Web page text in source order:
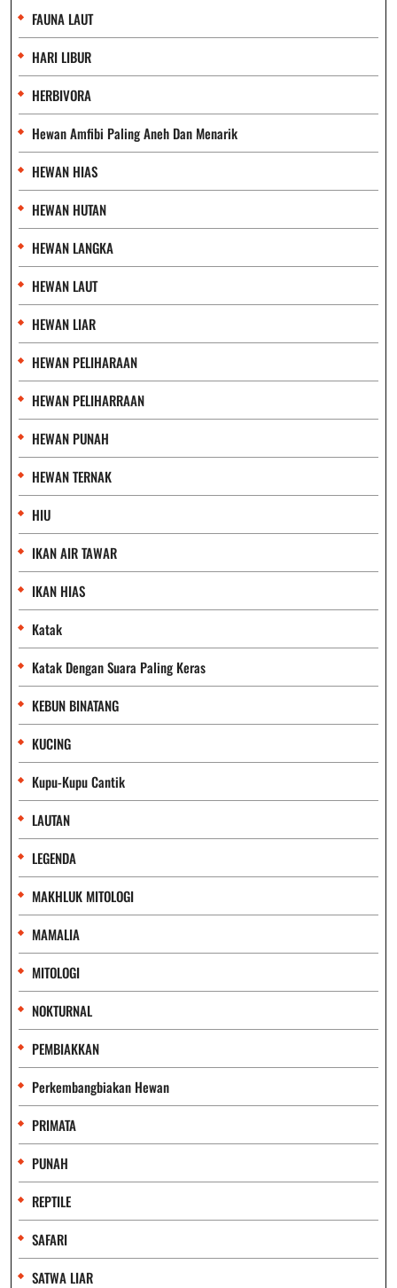
FAUNA LAUT
HARI LIBUR
HERBIVORA
Hewan Amfibi Paling Aneh Dan Menarik
HEWAN HIAS
HEWAN HUTAN
HEWAN LANGKA
HEWAN LAUT
HEWAN LIAR
HEWAN PELIHARAAN
HEWAN PELIHARRAAN
HEWAN PUNAH
HEWAN TERNAK
HIU
IKAN AIR TAWAR
IKAN HIAS
Katak
Katak Dengan Suara Paling Keras
KEBUN BINATANG
KUCING
Kupu-Kupu Cantik
LAUTAN
LEGENDA
MAKHLUK MITOLOGI
MAMALIA
MITOLOGI
NOKTURNAL
PEMBIAKKAN
Perkembangbiakan Hewan
PRIMATA
PUNAH
REPTILE
SAFARI
SATWA LIAR